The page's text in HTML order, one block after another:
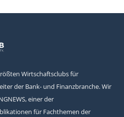
Wirtschaftsclubs für
der Bank- und Finanzbranche. Wir
einer der
für Fachthemen der